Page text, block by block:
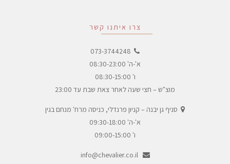
צרו איתנו קשר
073-3744248
א'-ה' 08:30-23:00
ו' 08:30-15:00
מוצ"ש – חצי שעה לאחר צאת שבת עד 23:00
סניף גן יבנה – קניון פרנדלי, כניסה מרח' מנחם בגין
א'-ה' 09:30-18:00
ו' 09:00-15:00
info@chevalier.co.il